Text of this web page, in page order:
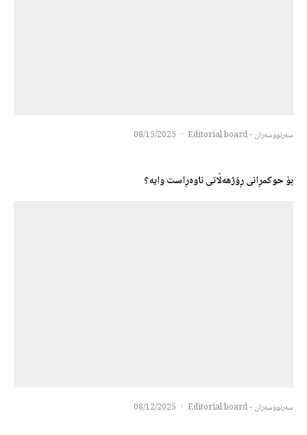
سەرنووسەران - Editorial board ·
08/15/2025
بۆ حوكمڕانی ڕۆژهەڵاتی ناوەڕاست وایه؟
سەرنووسەران - Editorial board ·
08/12/2025